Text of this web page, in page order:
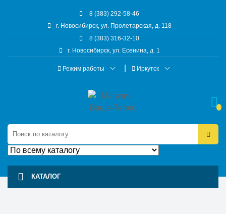
8 (383) 292-58-46
г. Новосибирск, ул. Пролетарская, д. 118
8 (383) 316-32-10
г. Новосибирск, ул. Есенина, д. 1
Режим работы Иркутск
КАТАЛОГ